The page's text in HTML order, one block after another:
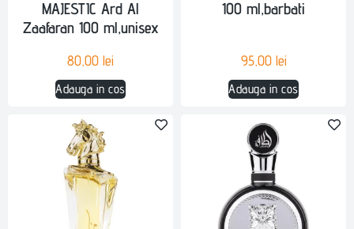
MAJESTIC Ard Al
Zaafaran 100 ml,unisex
80,00 lei
Adauga in cos
100 ml,barbati
95,00 lei
Adauga in cos